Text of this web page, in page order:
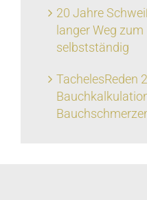
20 Jahre
langer Weg
selbstständig
TachelesReden